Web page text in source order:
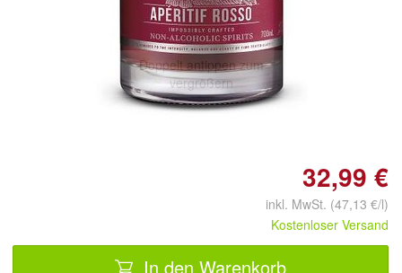
Doppelt antippen zum
vergrößern
32,99 €
inkl. MwSt. (47,13 €/l)
Kostenloser Versand
In den Warenkorb